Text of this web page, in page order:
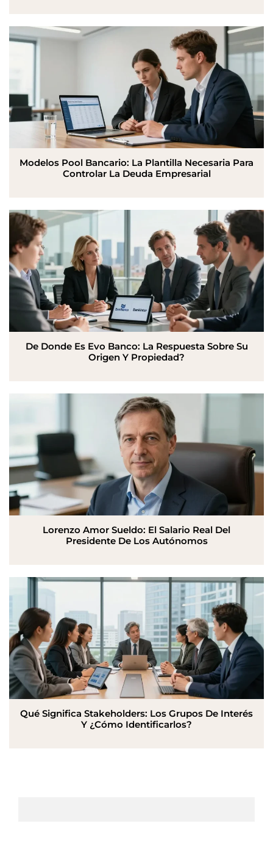
Modelos Pool Bancario: La Plantilla Necesaria Para
Controlar La Deuda Empresarial
De Donde Es Evo Banco: La Respuesta Sobre Su
Origen Y Propiedad?
Lorenzo Amor Sueldo: El Salario Real Del
Presidente De Los Autónomos
Qué Significa Stakeholders: Los Grupos De Interés
Y ¿Cómo Identificarlos?